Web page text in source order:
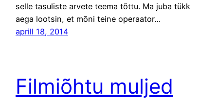
selle tasuliste arvete teema tõttu. Ma juba tükk
aega lootsin, et mõni teine operaator…
aprill 18, 2014
Filmiõhtu muljed